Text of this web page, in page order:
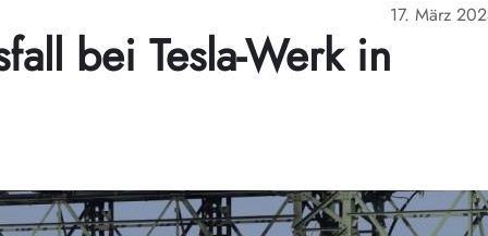
17. März
bei Tesla-Werk in